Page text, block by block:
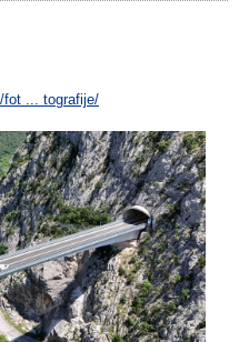
fot ... tografije/